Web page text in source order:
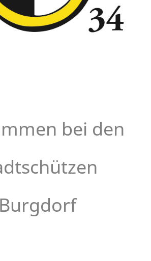
bei den
Burgdorf